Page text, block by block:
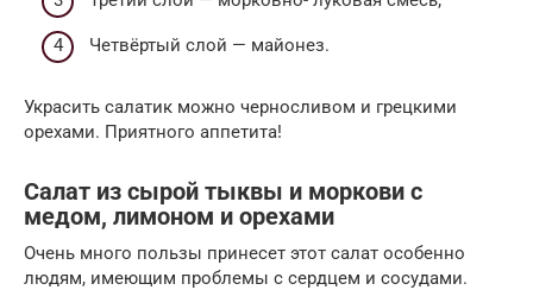
Четвёртый слой — майонез.
Украсить салатик можно черносливом и грецкими
орехами. Приятного аппетита!
Салат из сырой тыквы и моркови с
медом, лимоном и орехами
Очень много пользы принесет этот салат особенно
людям, имеющим проблемы с сердцем и сосудами.